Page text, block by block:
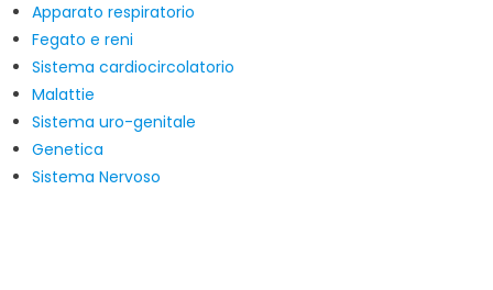
Apparato respiratorio
Fegato e reni
Sistema cardiocircolatorio
Malattie
Sistema uro-genitale
Genetica
Sistema Nervoso